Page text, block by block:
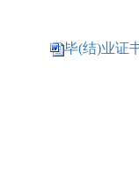
毕(结)业证